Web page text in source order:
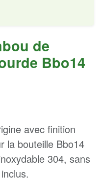
de
Bbo14
avec finition
la bouteille Bbo14
304, sans